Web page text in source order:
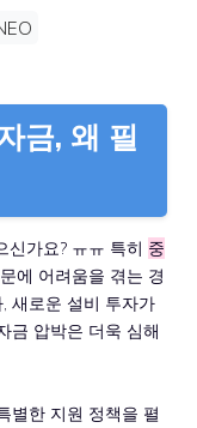
금, 왜 필
신가요? ㅠㅠ 특히 중
에 어려움을 겪는 경
새로운 설비 투자가
금 압박은 더욱 심해
별한 지원 정책을 펼